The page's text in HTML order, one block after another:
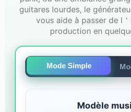
guitares lourdes, le
vous aide à passer de l
production en
Mode Simple
Modèle